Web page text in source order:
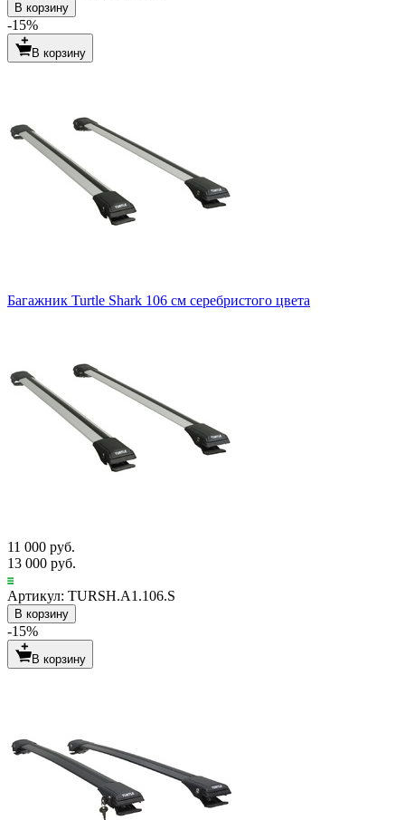
В корзину
-15%
В корзину
Багажник Turtle Shark 106 см серебристого цвета
11 000 руб.
13 000 руб.
Артикул: TURSH.A1.106.S
В корзину
-15%
В корзину